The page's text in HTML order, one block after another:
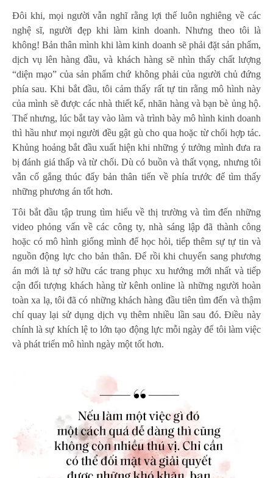
Đôi khi, mọi người vẫn nghĩ rằng lợi thế luôn nghiêng về các
nghệ sĩ, người đẹp khi làm kinh doanh. Nhưng theo tôi là
không! Bản thân mình khi làm kinh doanh sẽ phải đặt sản phẩm,
dịch vụ lên hàng đầu, và khách hàng sẽ nhìn thấy chất lượng
“diện mạo” của sản phẩm chứ không phải của người chủ đứng
phía sau. Khi bắt đầu, tôi cảm thấy rất tự tin rằng mô hình này
của mình sẽ được các nhà thiết kế, nhãn hàng và bạn bè ủng hộ.
Thế nhưng, lúc bắt tay vào làm và trình bày mô hình kinh doanh
thì hầu như mọi người đều gật gù cho qua hoặc từ chối hợp tác.
Khủng hoảng bắt đầu xuất hiện khi những ý tưởng mình đưa ra
bị đánh giá thấp và từ chối. Dù có buồn và thất vọng, nhưng tôi
vẫn cố gắng thúc đẩy bản thân tiến về phía trước để tìm thấy
những phương án tốt hơn.
Tôi bắt đầu tập trung tìm hiểu về thị trường và tìm đến những
video phỏng vấn về các công ty, nhà sáng lập đã thành công
hoặc có mô hình giống mình để học hỏi, tiếp thêm sự tự tin và
nguồn động lực cho bản thân. Để rồi khi chuyển sang phương
án mới là tự sở hữu các trang phục xu hướng mới nhất và tiếp
cận đối tượng khách hàng từ kênh online là những người hoàn
toàn xa lạ, tôi đã có những khách hàng đầu tiên tìm đến và thậm
chí quay lại sử dụng dịch vụ thêm nhiều lần sau đó. Điều này
chính là sự khích lệ to lớn tạo động lực mỗi ngày để tôi làm việc
và phát triển mô hình ngày một tốt hơn.